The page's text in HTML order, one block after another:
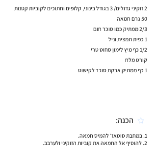
2 זוקיני גדולים/ 3 בגודל בינוני, קלופים וחתוכים לקוביות קטנות
50 גרם חמאה
2/3 ממתיק כמו סוכר חום
1 כפית תמצית וניל
1/2 כף מיץ לימון סחוט טרי
קורט מלח
1 כף ממתיק אבקת סוכר לקישוט
הכנה:
1. במחבת סוטאז׳ להמיס חמאה.
2. להוסיף אל החמאה את קוביות הזוקיני ולערבב.